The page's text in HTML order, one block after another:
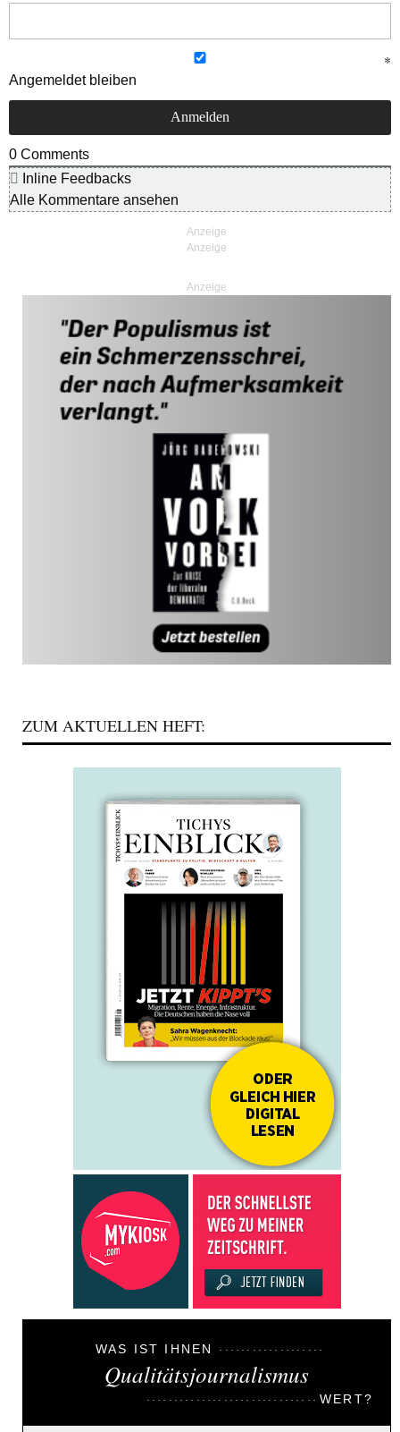
Angemeldet bleiben
0 Comments
Inline Feedbacks
Alle Kommentare ansehen
Anzeige
ZUM AKTUELLEN HEFT:
WAS IST IHNEN
Qualitätsjournalismus
WERT?